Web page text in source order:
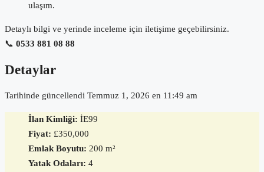
ulaşım.
Detaylı bilgi ve yerinde inceleme için iletişime geçebilirsiniz.
📞 0533 881 08 88
Detaylar
Tarihinde güncellendi Temmuz 1, 2026 en 11:49 am
İlan Kimliği: İE99
Fiyat: £350,000
Emlak Boyutu: 200 m²
Yatak Odaları: 4